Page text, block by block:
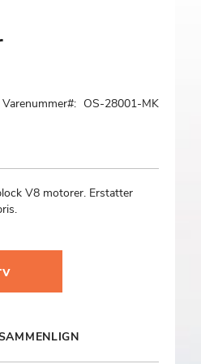
Varenummer OS-28001-MK
V8 motorer. Erstatter